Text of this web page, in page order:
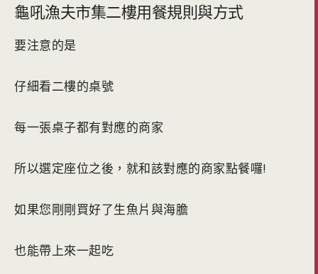
龜吼漁夫市集二樓用餐規則與方式
要注意的是
仔細看二樓的桌號
每一張桌子都有對應的商家
所以選定座位之後，就和該對應的商家點餐囉!
如果您剛剛買好了生魚片與海膽
也能帶上來一起吃